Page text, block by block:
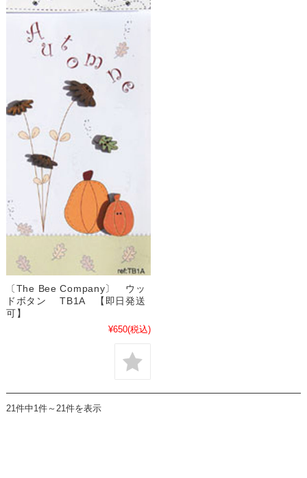
〔The Bee Company〕 ウッ
ドボタン TB1A 【即日発送
可】
¥650(税込)
21件中1件～21件を表示